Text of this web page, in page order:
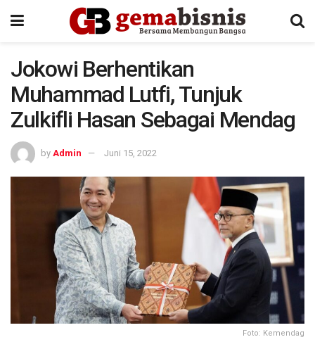
Jokowi Berhentikan
Muhammad Lutfi, Tunjuk
Zulkifli Hasan Sebagai Mendag
by Admin Juni 15, 2022
Foto: Kemendag